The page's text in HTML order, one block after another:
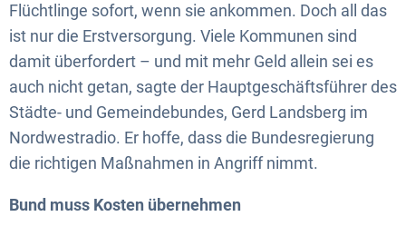
Gerd
Landsberg
(24.10.2014)
Flüchtlinge sofort, wenn sie ankommen. Doch all das
ist nur die Erstversorgung. Viele Kommunen sind
damit überfordert – und mit mehr Geld allein sei es
auch nicht getan, sagte der Hauptgeschäftsführer des
Städte- und Gemeindebundes, Gerd Landsberg im
Nordwestradio. Er hoffe, dass die Bundesregierung
die richtigen Maßnahmen in Angriff nimmt.
Bund muss Kosten übernehmen